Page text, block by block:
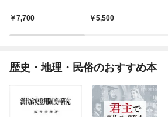
7,700 5,500
歴史・地理・民俗のおすすめ本